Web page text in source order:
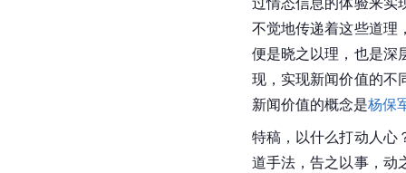
不觉地传递着这些道理
便是晓之以理，也是深
现，实现新闻价值的不
新闻价值的概念是杨保
特稿，以什么打动人心
道手法，告之以事，动